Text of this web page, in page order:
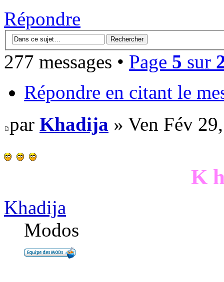
Répondre
277 messages • Page 5 sur
Répondre en citant le
par Khadija » Ven Fév
K
Khadija
Modos